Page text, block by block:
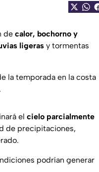
de calor, bochorno y
ligeras y tormentas
la temporada en la costa
el cielo parcialmente
de precipitaciones,
podrían generar